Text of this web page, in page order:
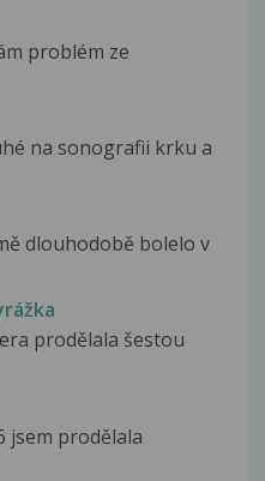
problém ze
na sonografii krku a
dlouhodobě bolelo v
prodělala šestou
jsem prodělala